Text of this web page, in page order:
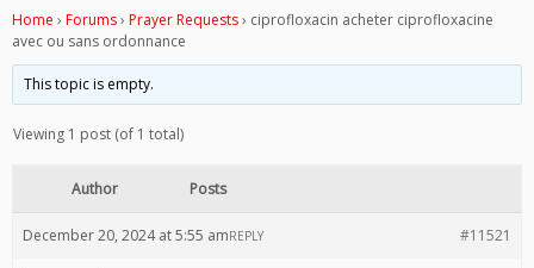
Home › Forums› Prayer Requests› ciprofloxacin acheter ciprofloxacine
avec ou sans ordonnance
This topic is empty.
Viewing 1 post (of 1 total)
Author Posts
December 20, 2024 at 5:55 am #11521
REPLY